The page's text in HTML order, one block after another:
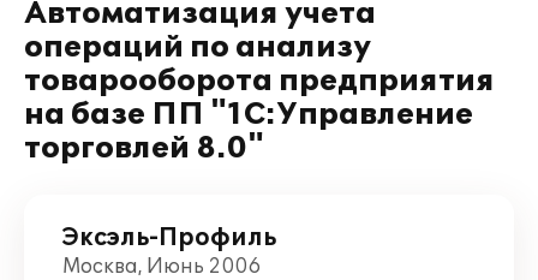
Автоматизация учета
операций по анализу
товарооборота предприятия
на базе ПП "1С:Управление
торговлей 8.0"
Эксэль-Профиль
Москва, Июнь 2006